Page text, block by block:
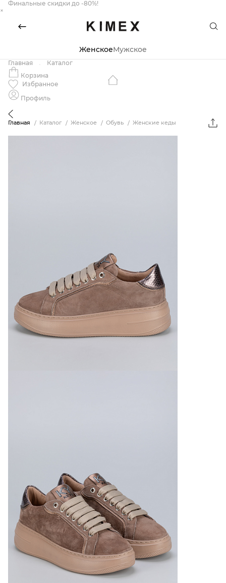
Финальные скидки до -80%!
×
ЖенскоеМужское
Главная
Каталог
Корзина
Избранное
Профиль
Главная Каталог Женское Обувь Женские кеды